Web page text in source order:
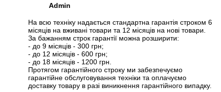
Admin
На всю техніку надається стандартна гарантія строком 6
місяців на вживані товари та 12 місяців на нові товари.
За бажанням строк гарантії можна розширити:
- до 9 місяців - 300 грн;
- до 12 місяців - 600 грн;
- до 18 місяців - 1200 грн.
Протягом гарантійного строку ми забезпечуємо
гарантійне обслуговування техніки та оплачуємо
доставку товару в разі виникнення гарантійного випадку.